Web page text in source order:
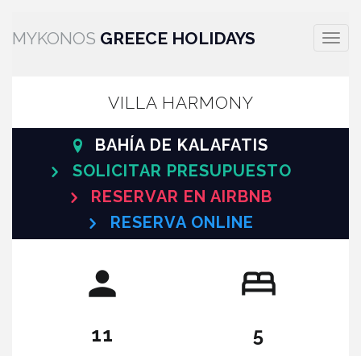
MYKONOS GREECE HOLIDAYS
VILLA HARMONY
BAHÍA DE KALAFATIS
SOLICITAR PRESUPUESTO
RESERVAR EN AIRBNB
RESERVA ONLINE
11 5